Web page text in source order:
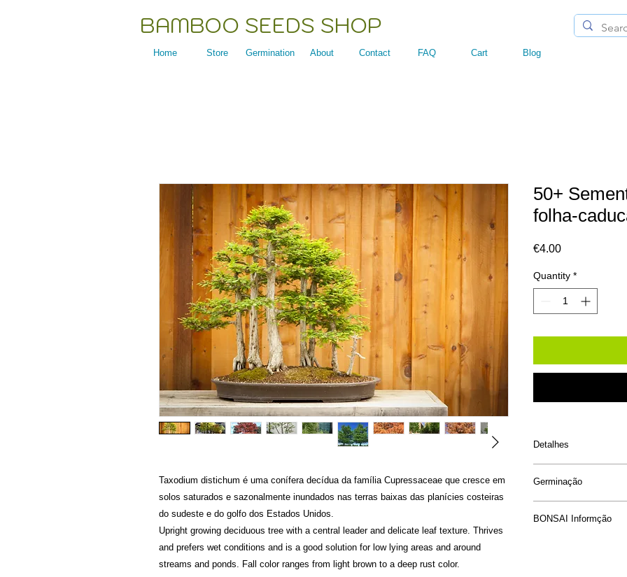
BAMBOO SEEDS SHOP
Home Store Germination About Contact FAQ Cart Blog
Taxodium distichum é uma conífera decídua da família Cupressaceae que cresce em
solos saturados e sazonalmente inundados nas terras baixas das planícies costeiras
do sudeste e do golfo dos Estados Unidos.
Upright growing deciduous tree with a central leader and delicate leaf texture. Thrives
and prefers wet conditions and is a good solution for low lying areas and around
streams and ponds. Fall color ranges from light brown to a deep rust color.
50+
folha-
€4.00Price
Quantity *
Detalhes
Tamanho:
metros.
Exposição:Sol
Germinação
repousar em álcool
BONSAI Informção